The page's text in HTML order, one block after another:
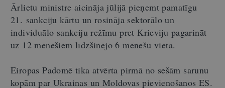
Ārlietu ministre aicināja jūlijā pieņemt pamatīgu
21. sankciju kārtu un rosināja sektorālo un
individuālo sankciju režīmu pret Krieviju pagarināt
uz 12 mēnešiem līdzšinējo 6 mēnešu vietā.
Eiropas Padomē tika atvērta pirmā no sešām sarunu
kopām par Ukrainas un Moldovas pievienošanos ES.